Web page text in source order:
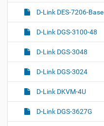
D-Link DES-7206-Base
D-Link DGS-3100-48
D-Link DGS-3048
D-Link DGS-3024
D-Link DKVM-4U
D-Link DGS-3627G